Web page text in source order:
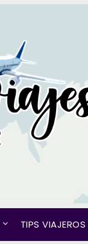
TIPS VIAJEROS